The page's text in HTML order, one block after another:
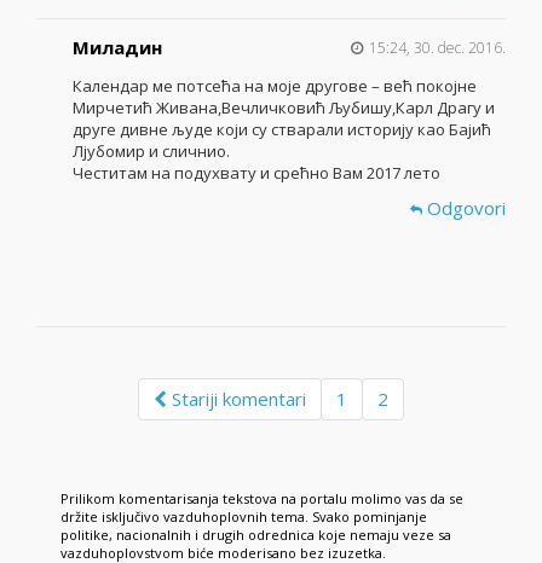
Миладин 15:24, 30. dec. 2016.
Календар ме потсећа на моје другове – већ покојне
Мирчетић Живана,Вечличковић Љубишу,Карл Драгу и
друге дивне људе који су стварали историју као Бајић
Лјубомир и сличнио.
Честитам на подухвату и срећно Вам 2017 лето
Odgovori
Stariji komentari 1 2
Prilikom komentarisanja tekstova na portalu molimo vas da se
držite isključivo vazduhoplovnih tema. Svako pominjanje
politike, nacionalnih i drugih odrednica koje nemaju veze sa
vazduhoplovstvom biće moderisano bez izuzetka.